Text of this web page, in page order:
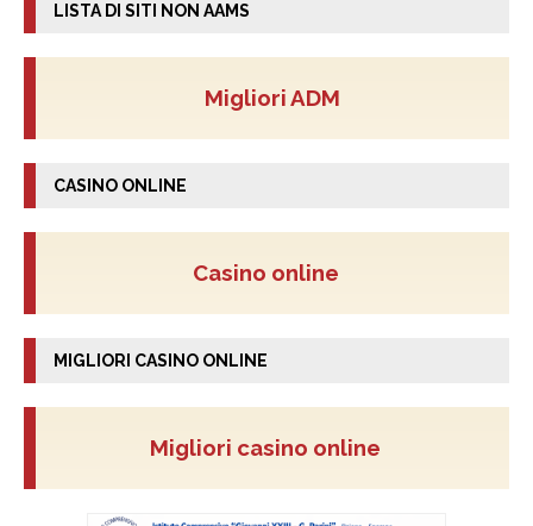
LISTA DI SITI NON AAMS
Migliori ADM
CASINO ONLINE
Casino online
MIGLIORI CASINO ONLINE
Migliori casino online